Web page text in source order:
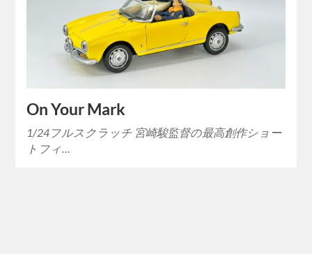
On Your Mark
1/24フルスクラッチ 宮崎駿監督の最高創作ショー
トフィ…